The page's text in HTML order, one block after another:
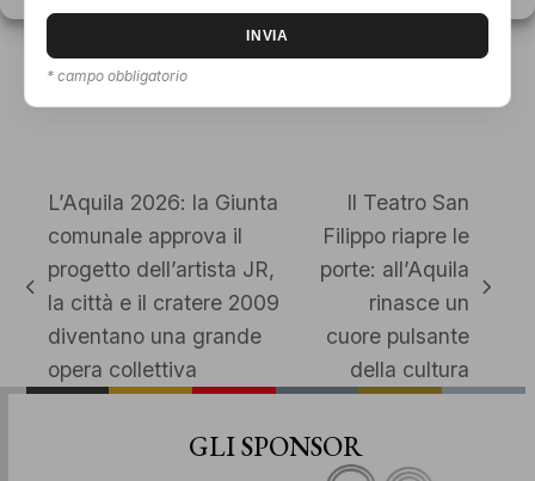
laboratorio creativo internazionale, capace di
far dialogare la memoria storica con i linguaggi
più innovativi dell’arte contemporanea.
post
precedente:
L’Aquila 2026: la Giunta
comunale approva il
progetto dell’artista JR,
la città e il cratere 2009
diventano una grande
opera collettiva
articolo
successivo:
Il Teatro San
Filippo riapre le
porte: all’Aquila
rinasce un
cuore pulsante
della cultura
GLI SPONSOR
* campo obbligatorio